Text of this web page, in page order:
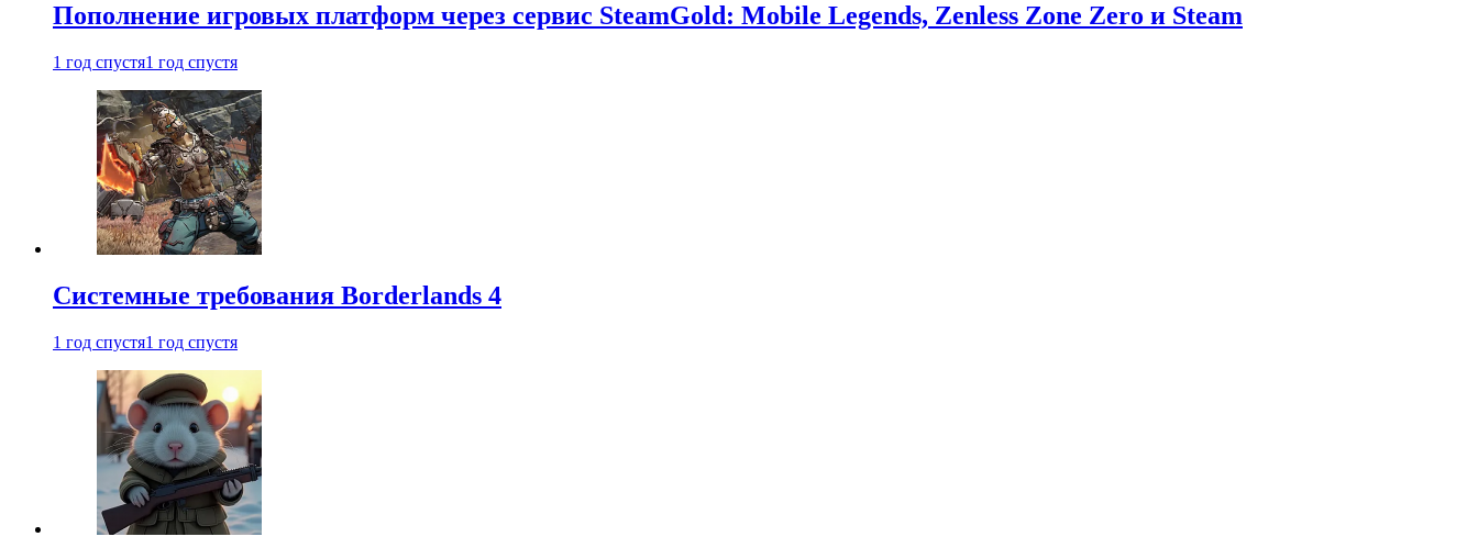
Пополнение игровых платформ через сервис SteamGold: Mobile Legends, Zenless Zone Zero и Steam
1 год спустя1 год спустя
Системные требования Borderlands 4
1 год спустя1 год спустя